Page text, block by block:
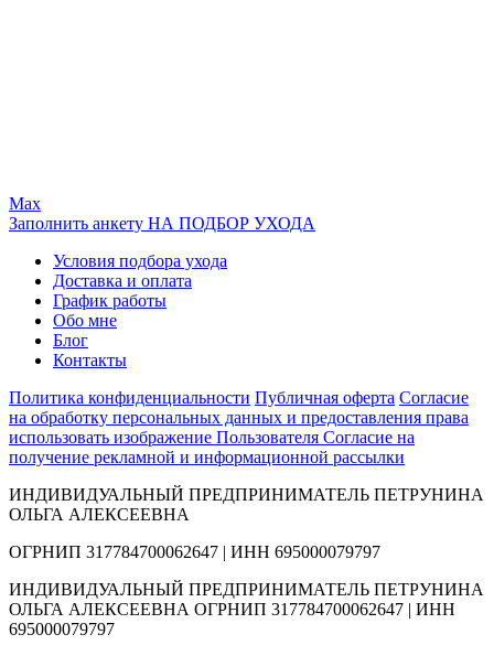
Max
Заполнить анкету НА ПОДБОР УХОДА
Условия подбора ухода
Доставка и оплата
График работы
Обо мне
Блог
Контакты
Политика конфиденциальности Публичная оферта Согласие
на обработку персональных данных и предоставления права
использовать изображение Пользователя Согласие на
получение рекламной и информационной рассылки
ИНДИВИДУАЛЬНЫЙ ПРЕДПРИНИМАТЕЛЬ ПЕТРУНИНА
ОЛЬГА АЛЕКСЕЕВНА
ОГРНИП 317784700062647 | ИНН 695000079797
ИНДИВИДУАЛЬНЫЙ ПРЕДПРИНИМАТЕЛЬ ПЕТРУНИНА
ОЛЬГА АЛЕКСЕЕВНА ОГРНИП 317784700062647 | ИНН
695000079797